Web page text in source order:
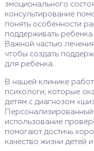
эмоционального
консультирование
понять особенности
поддерживать
Важной частью
чтобы создать
для ребенка.
В нашей клинике
психологи, которые
детям с диагнозом
использование
помогают достичь
качество жизни детей